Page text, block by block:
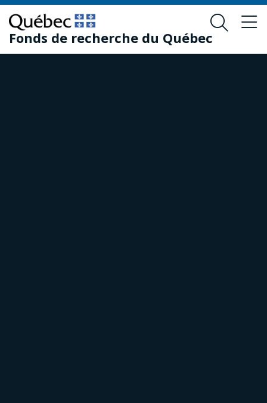
Passer
au
contenu
principal
Passer
au
pied
de
Fonds de recherche du Québec